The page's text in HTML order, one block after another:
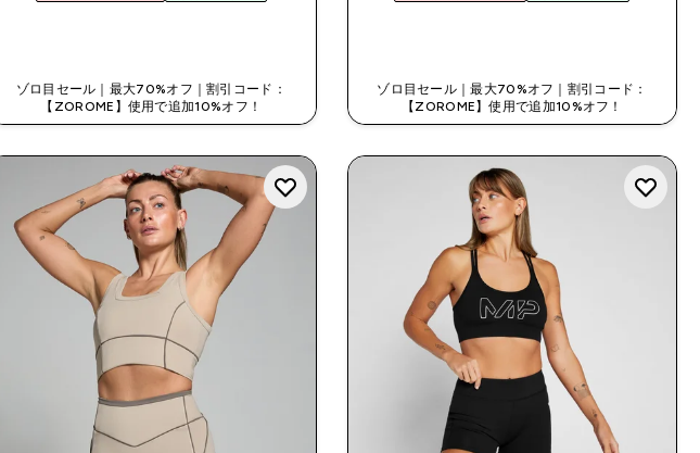
ゾロ目セール｜最大70%オフ｜割引コード：
【ZOROME】使用で追加10%オフ！
ゾロ目セール｜最大70%オフ｜割引コード：
【ZOROME】使用で追加10%オフ！